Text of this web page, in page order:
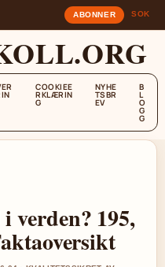
ABONNER SOK
COOKIEE
RKLÆRIN
G
NYHE
TSBR
EV
B
L
O
G
G
verden? 195,